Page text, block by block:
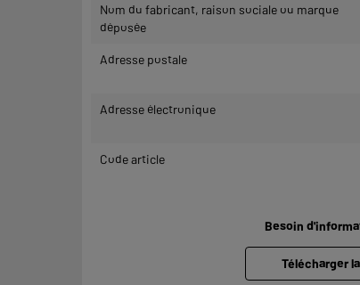
Nom du fabricant, raison sociale ou marque
déposée
Adresse postale
Adresse électronique
Code article
Besoin
Télécharger